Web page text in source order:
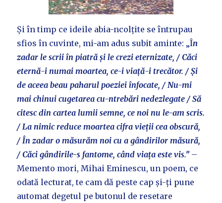
Și în timp ce ideile abia-ncolțite se întrupau
sfios în cuvinte, mi-am adus subit aminte: „În
zadar le scrii în piatră și le crezi eternizate, / Căci
eternă-i numai moartea, ce-i viață-i trecător. / Și
de aceea beau paharul poeziei înfocate, / Nu-mi
mai chinui cugetarea cu-ntrebări nedezlegate / Să
citesc din cartea lumii semne, ce noi nu le-am scris.
/ La nimic reduce moartea cifra vieții cea obscură,
/ În zadar o măsurăm noi cu a gândirilor măsură,
/ Căci gândirile-s fantome, când viața este vis.” –
Memento mori, Mihai Eminescu, un poem, ce
odată lecturat, te cam dă peste cap și-ți pune
automat degetul pe butonul de resetare